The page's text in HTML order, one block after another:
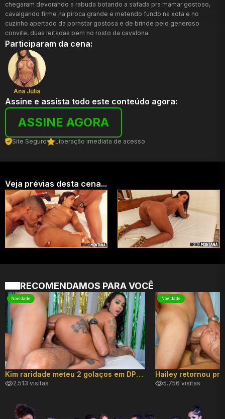
chegaram devorando a rabuda botando a safada pra mamar gostoso,
cavalgando firme na piroca grande e metendo fundo na xota e no
cuzinho apertado da pornstar gostosa e de brinde pelo generoso
convite, duas leitadas bem no rosto da cavalona.
Participaram da cena:
Ana Júlia
Assine e assista todo este conteúdo agora:
ASSINE AGORA
Site Seguro Liberação imediata de acesso
Veja prévias desta cena...
RECOMENDAMOS PARA VOCÊ
Novidade
Kim raridade meteu 2 golaços em DP hard!
2.513 visitas
Novidade
5.756 visitas